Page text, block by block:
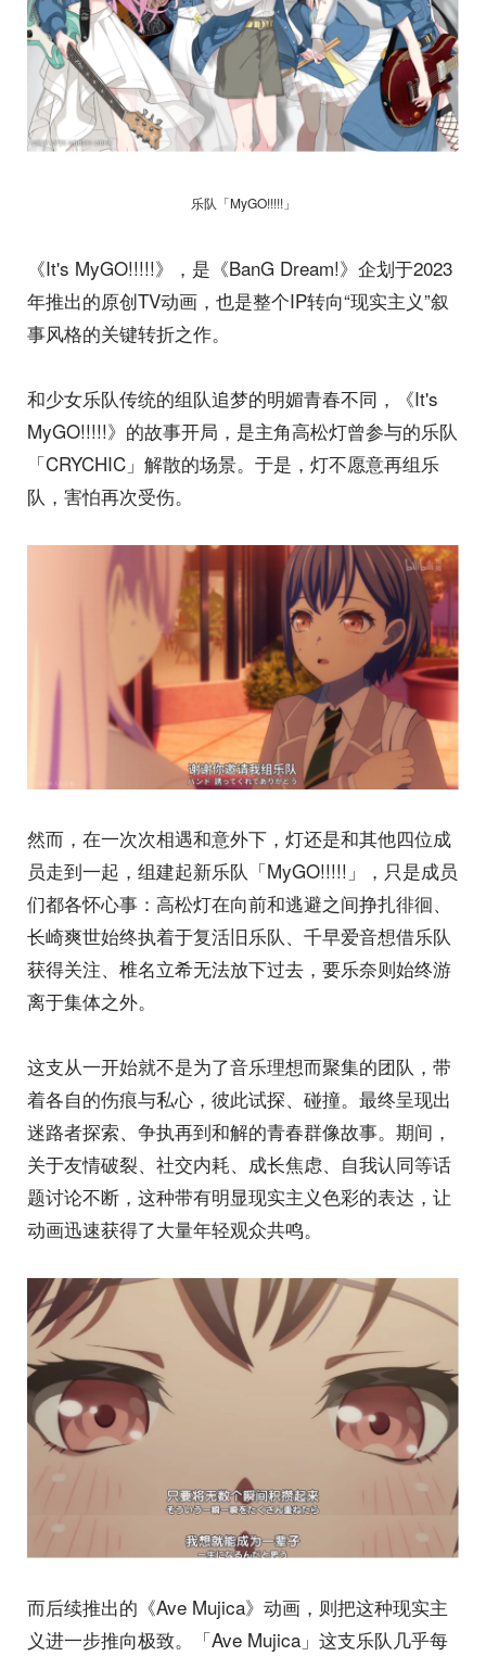
乐队「MyGO!!!!!」
《It's MyGO!!!!!》，是《BanG Dream!》企划于2023
年推出的原创TV动画，也是整个IP转向“现实主义”叙
事风格的关键转折之作。
和少女乐队传统的组队追梦的明媚青春不同，《It's
MyGO!!!!!》的故事开局，是主角高松灯曾参与的乐队
「CRYCHIC」解散的场景。于是，灯不愿意再组乐
队，害怕再次受伤。
然而，在一次次相遇和意外下，灯还是和其他四位成
员走到一起，组建起新乐队「MyGO!!!!!」，只是成员
们都各怀心事：高松灯在向前和逃避之间挣扎徘徊、
长崎爽世始终执着于复活旧乐队、千早爱音想借乐队
获得关注、椎名立希无法放下过去，要乐奈则始终游
离于集体之外。
这支从一开始就不是为了音乐理想而聚集的团队，带
着各自的伤痕与私心，彼此试探、碰撞。最终呈现出
迷路者探索、争执再到和解的青春群像故事。期间，
关于友情破裂、社交内耗、成长焦虑、自我认同等话
题讨论不断，这种带有明显现实主义色彩的表达，让
动画迅速获得了大量年轻观众共鸣。
而后续推出的《Ave Mujica》动画，则把这种现实主
义进一步推向极致。「Ave Mujica」这支乐队几乎每